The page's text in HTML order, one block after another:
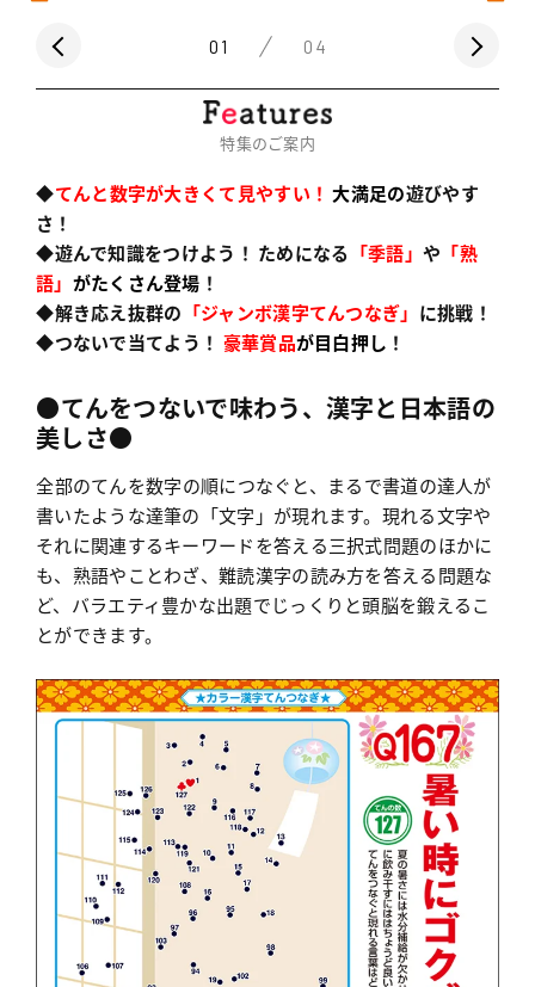
01 04
特集のご案内
◆てんと数字が大きくて見やすい！大満足の遊びやす
さ！
◆遊んで知識をつけよう！ ためになる 「季語」 や 「熟
語」 がたくさん登場 ！
◆解き応え抜群の 「ジャンボ漢字てんつなぎ」 に挑戦！
◆つないで当てよう！ 豪華賞品が目白押し ！
●てんをつないで味わう、漢字と日本語の
美しさ●
全部のてんを数字の順につなぐと、まるで書道の達人が
書いたような達筆の「文字」が現れます。現れる文字や
それに関連するキーワードを答える三択式問題のほかに
も、熟語やことわざ、難読漢字の読み方を答える問題な
ど、バラエティ豊かな出題でじっくりと頭脳を鍛えるこ
とができます。